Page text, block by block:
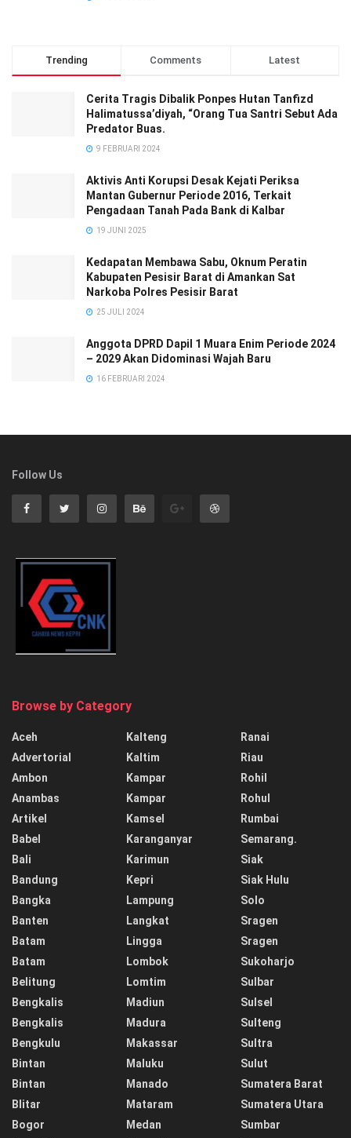
Trending Comments Latest
Cerita Tragis Dibalik Ponpes Hutan Tanfizd
Halimatussa’diyah, “Orang Tua Santri Sebut Ada
Predator Buas.
9 FEBRUARI 2024
Aktivis Anti Korupsi Desak Kejati Periksa
Mantan Gubernur Periode 2016, Terkait
Pengadaan Tanah Pada Bank di Kalbar
19 JUNI 2025
Kedapatan Membawa Sabu, Oknum Peratin
Kabupaten Pesisir Barat di Amankan Sat
Narkoba Polres Pesisir Barat
25 JULI 2024
Anggota DPRD Dapil 1 Muara Enim Periode 2024
– 2029 Akan Didominasi Wajah Baru
16 FEBRUARI 2024
Follow Us
Browse by Category
Aceh
Advertorial
Ambon
Anambas
Artikel
Babel
Bali
Bandung
Bangka
Banten
Batam
Batam
Belitung
Bengkalis
Bengkalis
Bengkulu
Bintan
Bintan
Blitar
Bogor
Kalteng
Kaltim
Kampar
Kampar
Kamsel
Karanganyar
Karimun
Kepri
Lampung
Langkat
Lingga
Lombok
Lomtim
Madiun
Madura
Makassar
Maluku
Manado
Mataram
Medan
Ranai
Riau
Rohil
Rohul
Rumbai
Semarang.
Siak
Siak Hulu
Solo
Sragen
Sragen
Sukoharjo
Sulbar
Sulsel
Sulteng
Sultra
Sulut
Sumatera Barat
Sumatera Utara
Sumbar